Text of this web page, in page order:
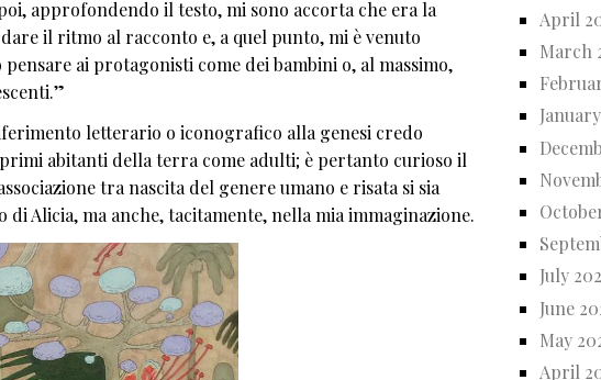
approfondendo il testo, mi sono accorta che era la
il ritmo al racconto e, a quel punto, mi è venuto
pensare ai protagonisti come dei bambini o, al massimo,
letterario o iconografico alla genesi credo
abitanti della terra come adulti; è pertanto curioso il
tra nascita del genere umano e risata si sia
Alicia, ma anche, tacitamente, nella mia immaginazione.
April
March
July
June
May
April